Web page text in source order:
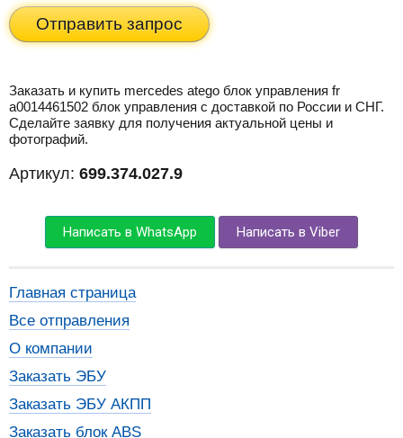
Отправить запрос
Заказать и купить mercedes atego блок управления fr
a0014461502 блок управления с доставкой по России и СНГ.
Сделайте заявку для получения актуальной цены и
фотографий.
Артикул: 699.374.027.9
Написать в WhatsApp Написать в Viber
Главная страница
Все отправления
О компании
Заказать ЭБУ
Заказать ЭБУ АКПП
Заказать блок ABS